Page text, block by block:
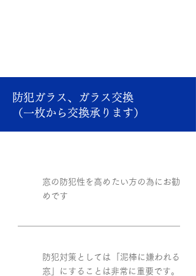
防犯ガラス、ガラス交換
（一枚から交換承ります）
窓の防犯性を高めたい方の為にお勧
めです
防犯対策としては「泥棒に嫌われる
窓」にすることは非常に重要です。